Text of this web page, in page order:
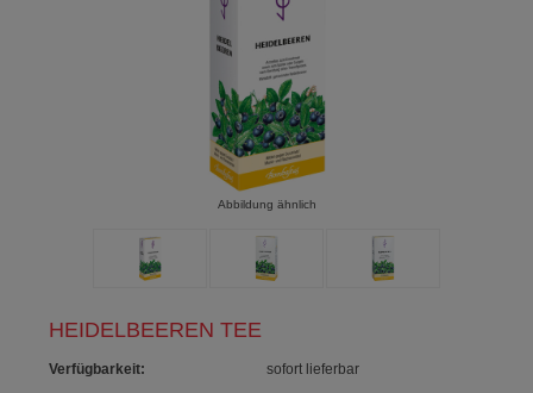
HEIDELBEEREN TEE
Verfügbarkeit:
sofort lieferbar
Abbildung ähnlich